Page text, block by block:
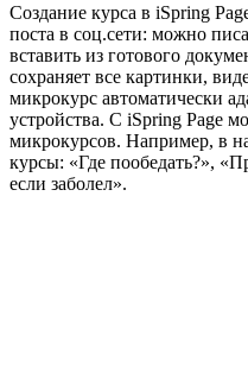
Создание курса в iSpring
поста в соц.сети: можно
вставить из готового
сохраняет все картинки,
микрокурс автоматически
устройства. С iSpring Page
микрокурсов. Например, в
курсы: «Где пообедать?»,
если заболел».